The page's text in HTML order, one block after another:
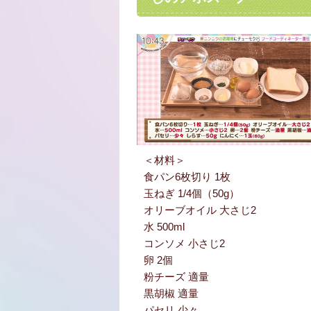
＜材料＞
食パン6枚切り 1枚
玉ねぎ 1/4個（50g）
オリーブオイル 大さじ2
水 500ml
コンソメ 小さじ2
卵 2個
粉チーズ 適量
黒胡椒 適量